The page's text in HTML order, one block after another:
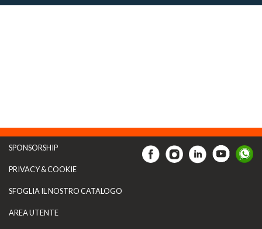
SPONSORSHIP
PRIVACY & COOKIE
SFOGLIA IL NOSTRO CATALOGO
AREA UTENTE